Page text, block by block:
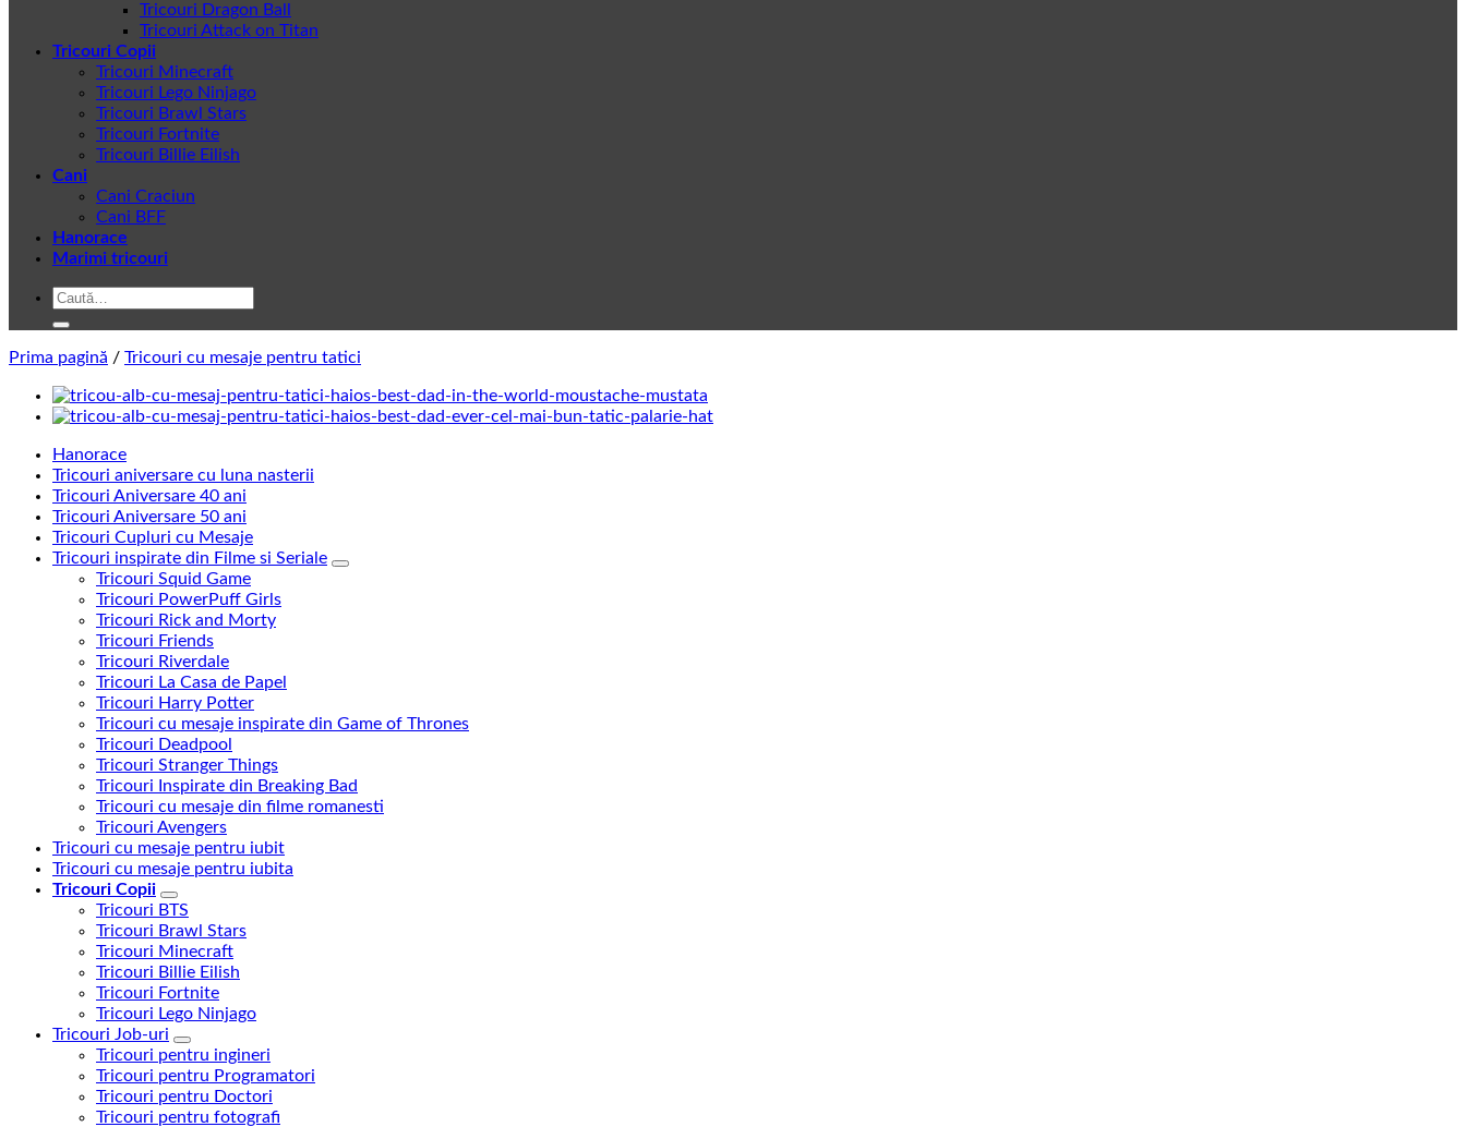
Tricouri Dragon Ball
Tricouri Attack on Titan
Tricouri Copii
Tricouri Minecraft
Tricouri Lego Ninjago
Tricouri Brawl Stars
Tricouri Fortnite
Tricouri Billie Eilish
Cani
Cani Craciun
Cani BFF
Hanorace
Marimi tricouri
Caută
Prima pagină / Tricouri cu mesaje pentru tatici
Hanorace
Tricouri aniversare cu luna nasterii
Tricouri Aniversare 40 ani
Tricouri Aniversare 50 ani
Tricouri Cupluri cu Mesaje
Tricouri inspirate din Filme si Seriale
Tricouri Squid Game
Tricouri PowerPuff Girls
Tricouri Rick and Morty
Tricouri Friends
Tricouri Riverdale
Tricouri La Casa de Papel
Tricouri Harry Potter
Tricouri cu mesaje inspirate din Game of Thrones
Tricouri Deadpool
Tricouri Stranger Things
Tricouri Inspirate din Breaking Bad
Tricouri cu mesaje din filme romanesti
Tricouri Avengers
Tricouri cu mesaje pentru iubit
Tricouri cu mesaje pentru iubita
Tricouri Copii
Tricouri BTS
Tricouri Brawl Stars
Tricouri Minecraft
Tricouri Billie Eilish
Tricouri Fortnite
Tricouri Lego Ninjago
Tricouri Job-uri
Tricouri pentru ingineri
Tricouri pentru Programatori
Tricouri pentru Doctori
Tricouri pentru fotografi